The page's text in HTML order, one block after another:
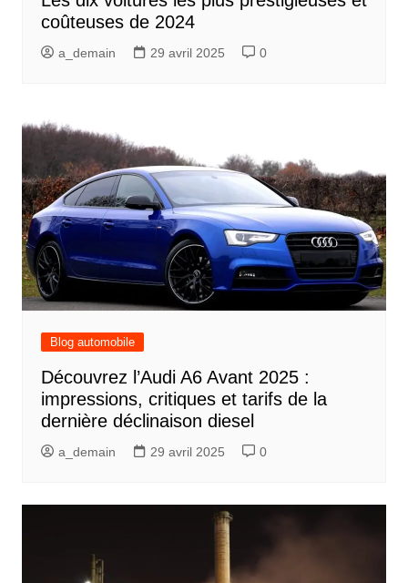
coûteuses de 2024
a_demain 29 avril 2025 0
Blog automobile
Découvrez l’Audi A6 Avant 2025 :
impressions, critiques et tarifs de la
dernière déclinaison diesel
a_demain 29 avril 2025 0